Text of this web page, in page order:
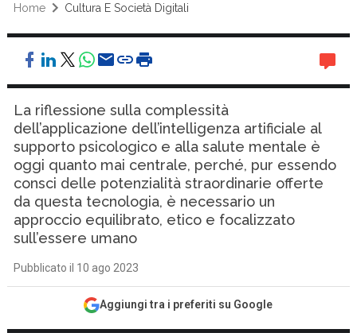
Home Cultura E Società Digitali
La riflessione sulla complessità
dell’applicazione dell’intelligenza artificiale al
supporto psicologico e alla salute mentale è
oggi quanto mai centrale, perché, pur essendo
consci delle potenzialità straordinarie offerte
da questa tecnologia, è necessario un
approccio equilibrato, etico e focalizzato
sull’essere umano
Pubblicato il 10 ago 2023
Aggiungi tra i preferiti su Google